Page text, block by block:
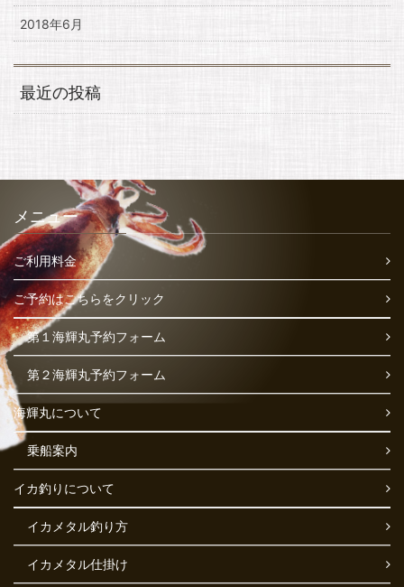
2018年6月
最近の投稿
メニュー
ご利用料金
ご予約はこちらをクリック
第１海輝丸予約フォーム
第２海輝丸予約フォーム
海輝丸について
乗船案内
イカ釣りについて
イカメタル釣り方
イカメタル仕掛け